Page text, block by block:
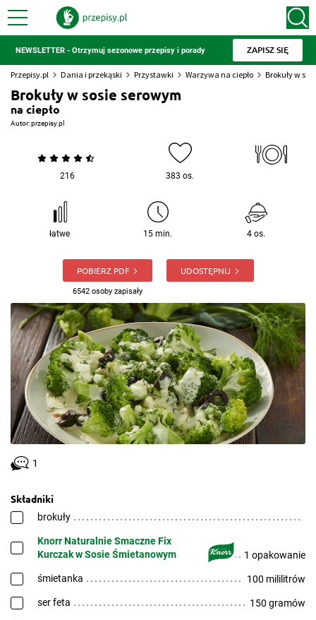
NEWSLETTER - Otrzymuj sezonowe przepisy i porady ZAPISZ SIĘ
Przepisy.pl Dania i przekąski Przystawki Warzywa na ciepło Brokuły w
Brokuły w sosie serowym
na ciepło
Autor:przepisy.pl
216 383 os.
łatwe 15 min. 4 os.
POBIERZ PDF
6542 osoby zapisały
UDOSTĘPNIJ
1
Składniki
brokuły
Knorr Naturalnie Smaczne Fix
Kurczak w Sosie Śmietanowym
1 opakowanie
śmietanka 100 mililitrów
ser feta 150 gramów